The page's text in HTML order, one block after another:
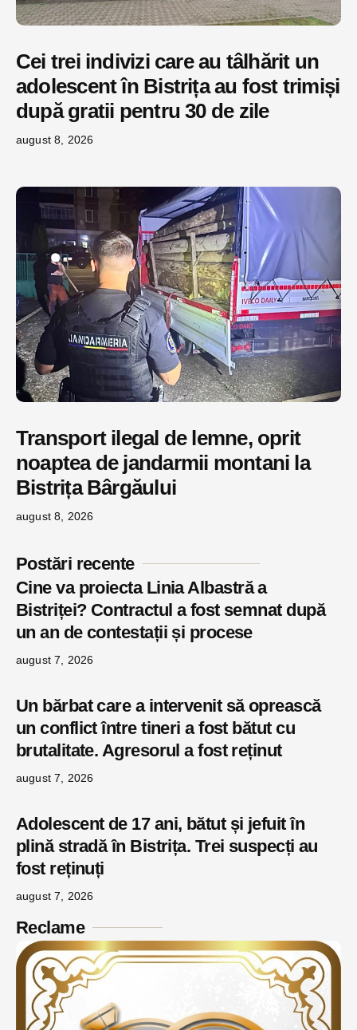
Cei trei indivizi care au tâlhărit un
adolescent în Bistrița au fost trimiși
după gratii pentru 30 de zile
august 8, 2026
Transport ilegal de lemne, oprit
noaptea de jandarmii montani la
Bistrița Bârgăului
august 8, 2026
Postări recente
Cine va proiecta Linia Albastră a
Bistriței? Contractul a fost semnat după
un an de contestații și procese
august 7, 2026
Un bărbat care a intervenit să oprească
un conflict între tineri a fost bătut cu
brutalitate. Agresorul a fost reținut
august 7, 2026
Adolescent de 17 ani, bătut și jefuit în
plină stradă în Bistrița. Trei suspecți au
fost reținuți
august 7, 2026
Reclame